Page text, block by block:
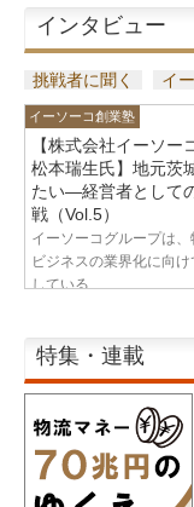
インタビュー
挑戦者に聞く イ
イーソーコ創業塾
【株式会社イーソー
松本瑞生氏】地元茨
たい—経営者として
戦（Vol.5）
イーソーコグループは
ビジネスの業界化に向
している...
特集・連載